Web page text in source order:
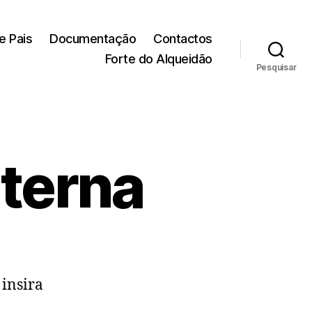
Pais Documentação
Contactos
Forte do Alqueidão
Pesquisar
insira